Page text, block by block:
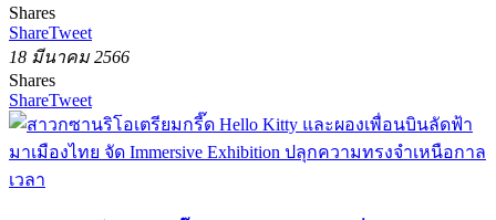
Shares
ShareTweet
18 มีนาคม 2566
Shares
ShareTweet